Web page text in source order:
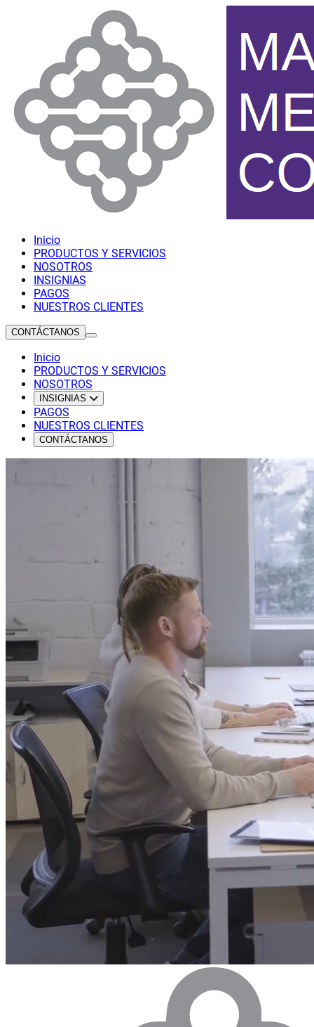
Inicio
PRODUCTOS Y SERVICIOS
NOSOTROS
INSIGNIAS
PAGOS
NUESTROS CLIENTES
CONTÁCTANOS
Inicio
PRODUCTOS Y SERVICIOS
NOSOTROS
INSIGNIAS
PAGOS
NUESTROS CLIENTES
CONTÁCTANOS